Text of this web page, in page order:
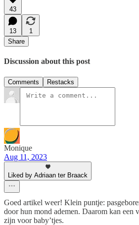
43
13
1
Share
Discussion about this post
Comments Restacks
Monique
Aug 11, 2023
Liked by Adriaan ter Braack
Goed artikel weer! Klein puntje:
door hun mond ademen. Daarom kan een
zijn voor baby’tjes.